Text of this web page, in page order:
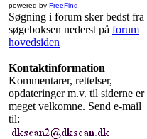
powered by FreeFind
Søgning i forum sker bedst fra
søgeboksen nederst på forum
hovedsiden
Kontaktinformation
Kommentarer, rettelser,
opdateringer m.v. til siderne er
meget velkomne. Send e-mail
til: